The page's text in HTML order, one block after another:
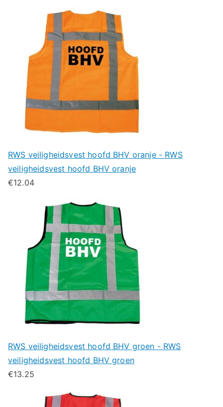
RWS veiligheidsvest hoofd BHV oranje - RWS
veiligheidsvest hoofd BHV oranje
€12.04
RWS veiligheidsvest hoofd BHV groen - RWS
veiligheidsvest hoofd BHV groen
€13.25